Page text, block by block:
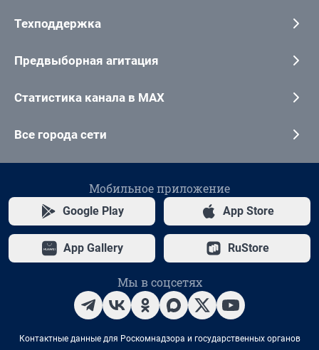
Техподдержка
Предвыборная агитация
Статистика канала в MAX
Все города сети
Мобильное приложение
Google Play App Store
App Gallery RuStore
Мы в соцсетях
Контактные данные для Роскомнадзора и государственных органов